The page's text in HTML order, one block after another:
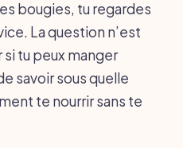
bougies, tu regardes
La question n’est
tu peux manger
savoir sous quelle
te nourrir sans te